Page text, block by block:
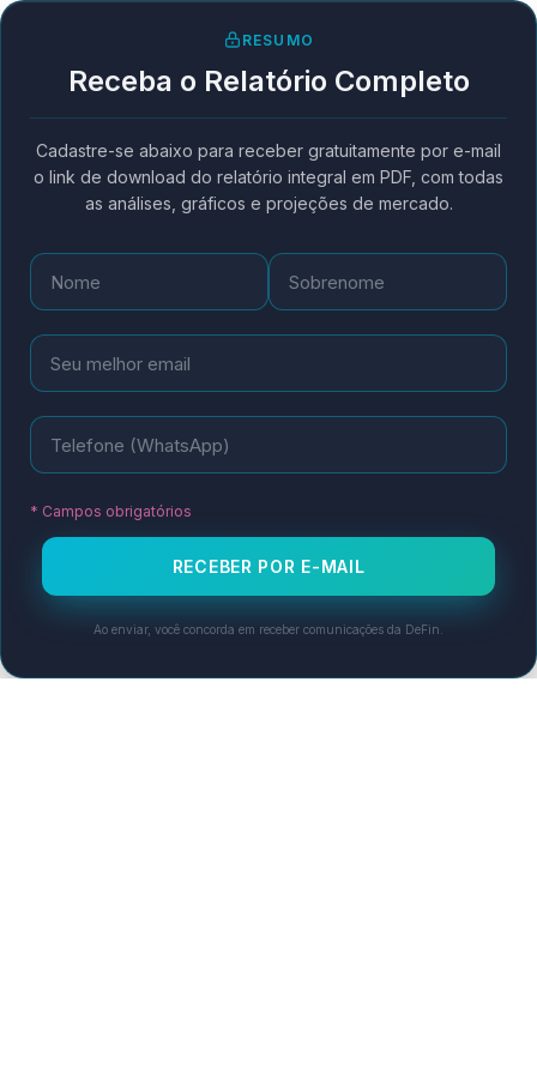
RESUMO
Receba o Relatório Completo
Cadastre-se abaixo para receber gratuitamente por e-mail
o link de download do relatório integral em PDF, com todas
as análises, gráficos e projeções de mercado.
* Campos obrigatórios
Ao enviar, você concorda em receber comunicações da DeFin.